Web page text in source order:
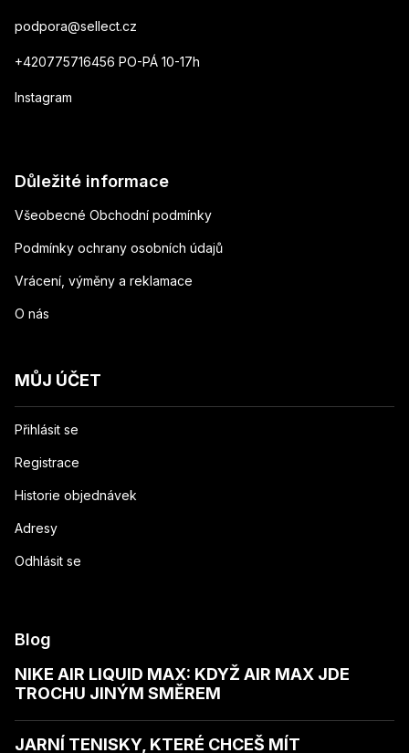
podpora@sellect.cz
+420775716456 PO-PÁ 10-17h
Instagram
Důležité informace
Všeobecné Obchodní podmínky
Podmínky ochrany osobních údajů
Vrácení, výměny a reklamace
O nás
MŮJ ÚČET
Přihlásit se
Registrace
Historie objednávek
Adresy
Odhlásit se
Blog
NIKE AIR LIQUID MAX: KDYŽ AIR MAX JDE
TROCHU JINÝM SMĚREM
JARNÍ TENISKY, KTERÉ CHCEŠ MÍT